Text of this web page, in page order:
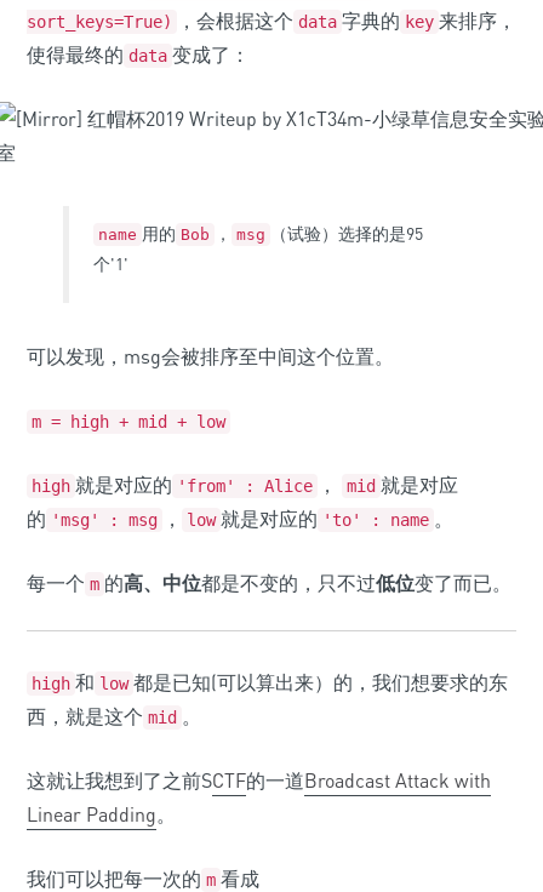
sort_keys=True)
，会根据这个 data 字典的 key 来排序，
使得最终的 data 变成了：
name 用的 Bob ， msg
（试验）选择的是95
个'1'
可以发现，msg会被排序至中间这个位置。
m = high + mid + low
high 就是对应的 'from' : Alice ， mid 就是对应
的 'msg' : msg ， low 就是对应的 'to' : name 。
每一个 m 的高、中位都是不变的，只不过低位变了而已。
high 和 low 都是已知(可以算出来）的，我们想要求的东
西，就是这个 mid 。
这就让我想到了之前SCTF的一道Broadcast Attack with
Linear Padding。
我们可以把每一次的 m 看成